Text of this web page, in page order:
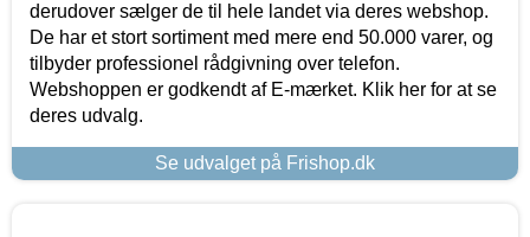
derudover sælger de til hele landet via deres webshop.
De har et stort sortiment med mere end 50.000 varer, og
tilbyder professionel rådgivning over telefon.
Webshoppen er godkendt af E-mærket. Klik her for at se
deres udvalg.
Se udvalget på Frishop.dk